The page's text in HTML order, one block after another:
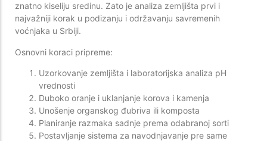
znatno kiseliju sredinu. Zato je analiza zemljišta prvi i
najvažniji korak u podizanju i održavanju savremenih
voćnjaka u Srbiji.
Osnovni koraci pripreme:
Uzorkovanje zemljišta i laboratorijska analiza pH
vrednosti
Duboko oranje i uklanjanje korova i kamenja
Unošenje organskog đubriva ili komposta
Planiranje razmaka sadnje prema odabranoj sorti
Postavljanje sistema za navodnjavanje pre same